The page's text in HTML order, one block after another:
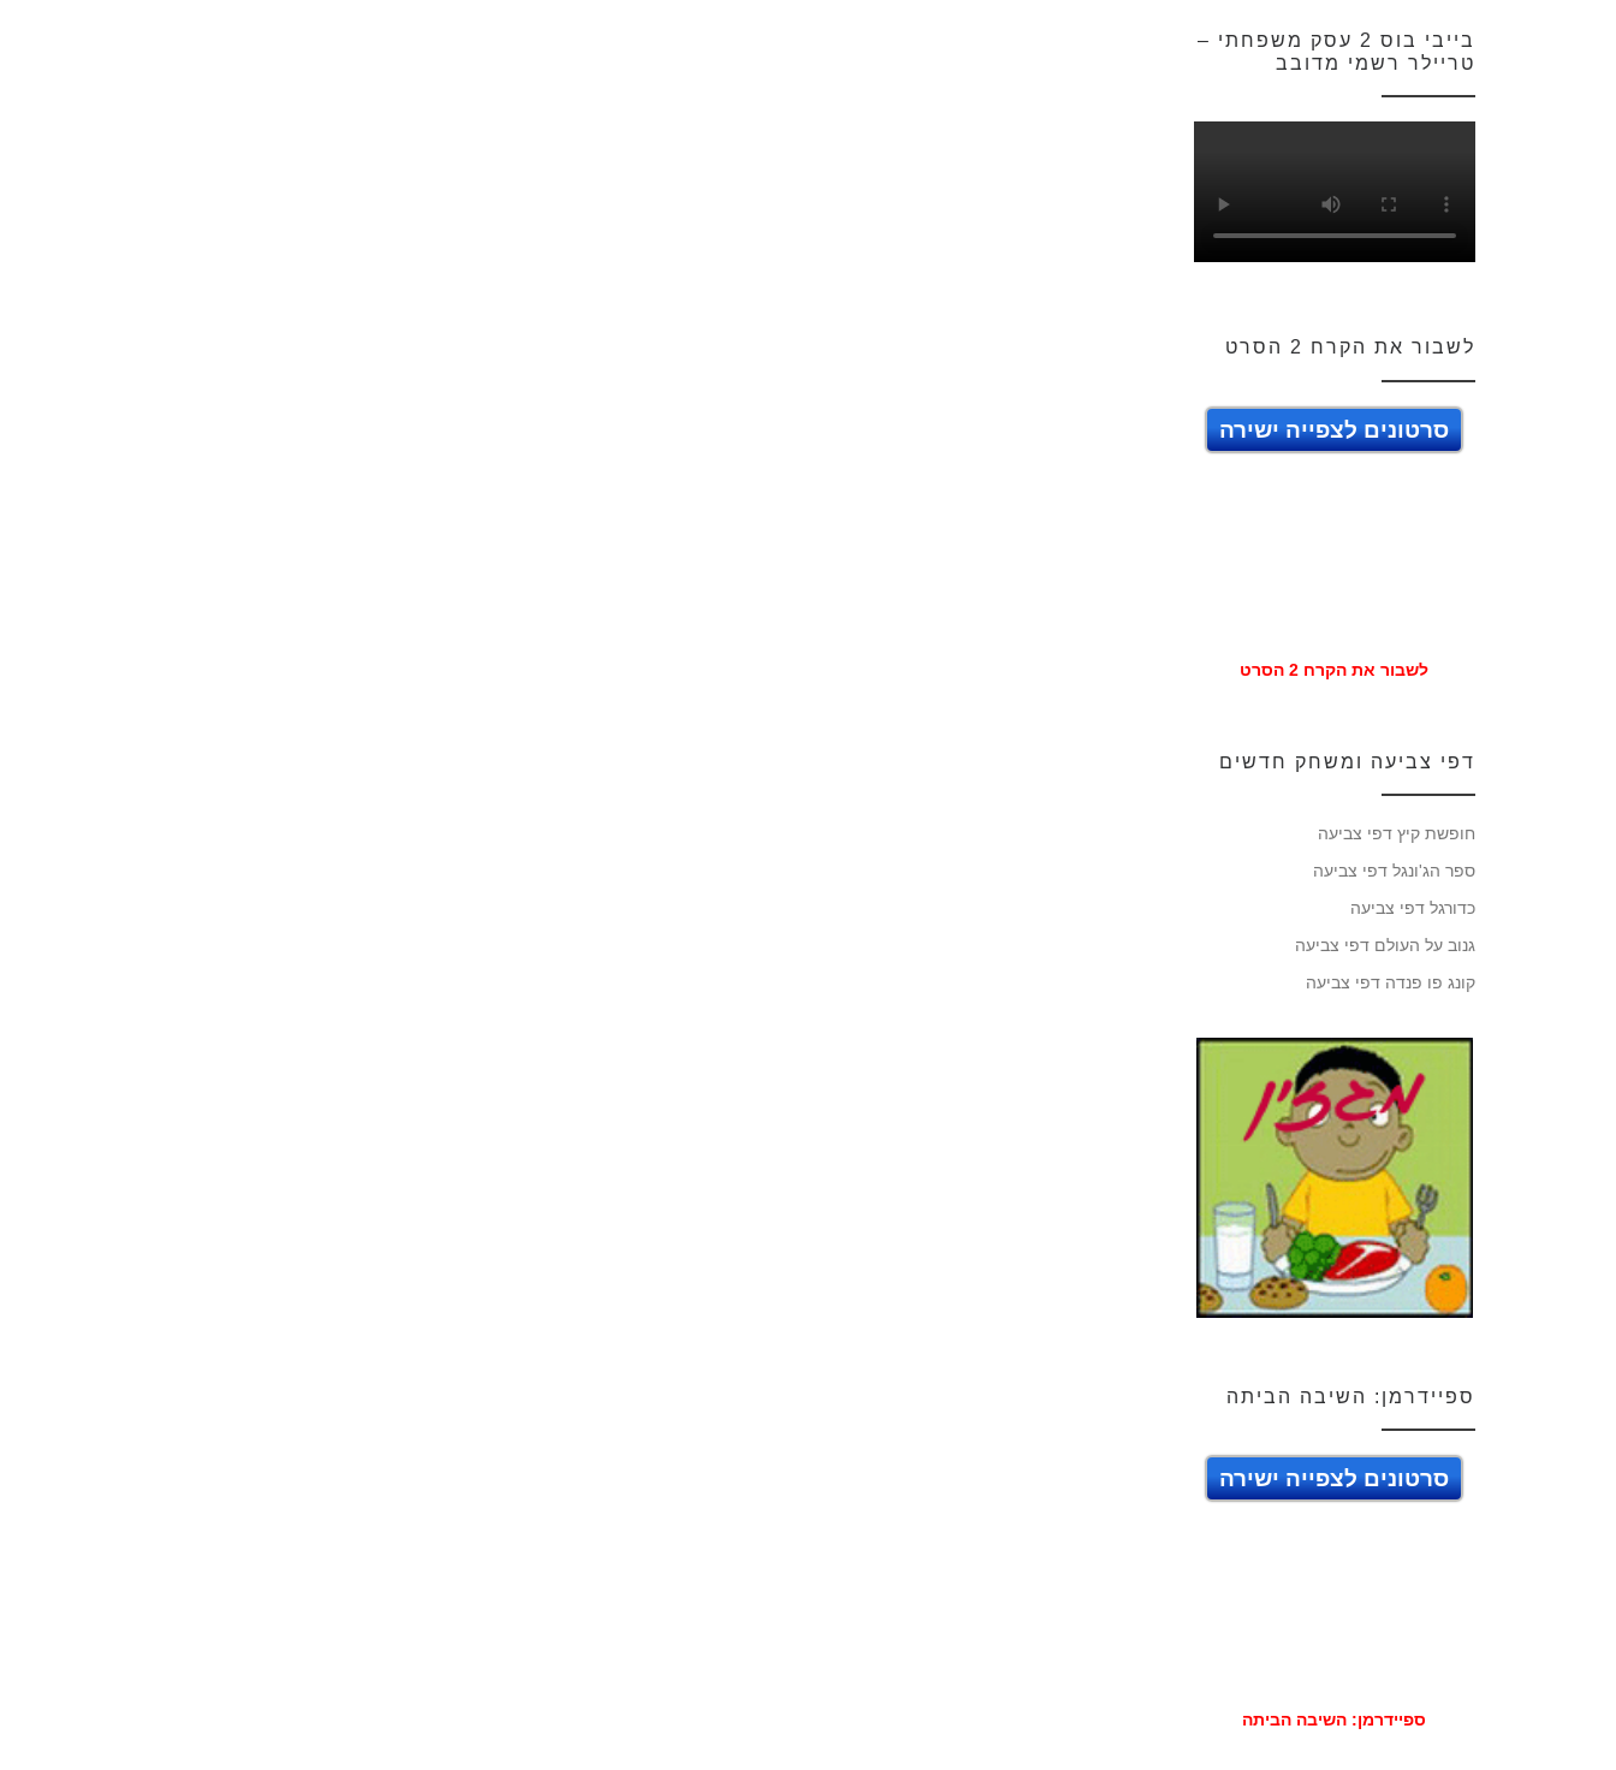
בייבי בוס 2 עסק משפחתי –
טריילר רשמי מדובב
לשבור את הקרח 2 הסרט
סרטונים לצפייה ישירה
לשבור את הקרח 2 הסרט
דפי צביעה ומשחק חדשים
חופשת קיץ דפי צביעה
ספר הג'ונגל דפי צביעה
כדורגל דפי צביעה
גנוב על העולם דפי צביעה
קונג פו פנדה דפי צביעה
ספיידרמן: השיבה הביתה
סרטונים לצפייה ישירה
ספיידרמן: השיבה הביתה